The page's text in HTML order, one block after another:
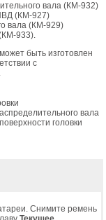
вала (КМ-932)
(КМ-927)
вала (КМ-929)
933).
быть изготовлен
с
вала
головки
Снимите ремень